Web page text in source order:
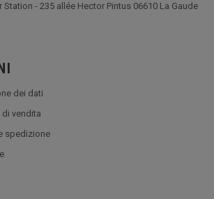
- 235 allée Hector Pintus 06610 La Gaude
dei dati
vendita
spedizione